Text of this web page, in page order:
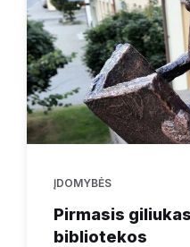
ĮDOMYBĖS
Pirmasis
bibliotekos